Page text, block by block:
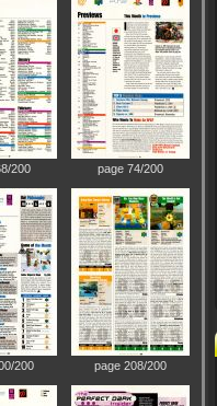
200 page 74/200
200 page 208/200